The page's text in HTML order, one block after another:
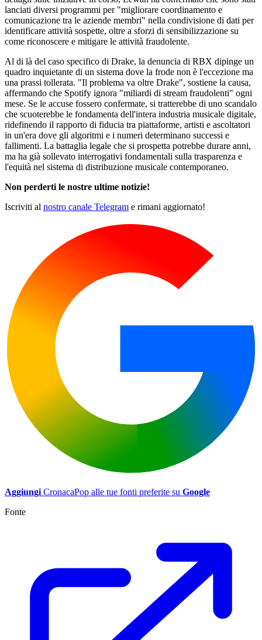
lanciati diversi programmi per "migliorare coordinamento e
comunicazione tra le aziende membri" nella condivisione di dati per
identificare attività sospette, oltre a sforzi di sensibilizzazione su
come riconoscere e mitigare le attività fraudolente.
Al di là del caso specifico di Drake, la denuncia di RBX dipinge un
quadro inquietante di un sistema dove la frode non è l'eccezione ma
una prassi tollerata. "Il problema va oltre Drake", sostiene la causa,
affermando che Spotify ignora "miliardi di stream fraudolenti" ogni
mese. Se le accuse fossero confermate, si tratterebbe di uno scandalo
che scuoterebbe le fondamenta dell'intera industria musicale digitale,
ridefinendo il rapporto di fiducia tra piattaforme, artisti e ascoltatori
in un'era dove gli algoritmi e i numeri determinano successi e
fallimenti. La battaglia legale che si prospetta potrebbe durare anni,
ma ha già sollevato interrogativi fondamentali sulla trasparenza e
l'equità nel sistema di distribuzione musicale contemporaneo.
Non perderti le nostre ultime notizie!
Iscriviti al nostro canale Telegram e rimani aggiornato!
Aggiungi CronacaPop alle tue fonti preferite su Google
Fonte